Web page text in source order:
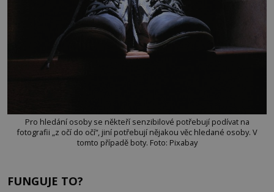
Pro hledání osoby se někteří senzibilové potřebují podívat na
fotografii „z očí do očí“, jiní potřebují nějakou věc hledané osoby. V
tomto případě boty. Foto: Pixabay
FUNGUJE TO?